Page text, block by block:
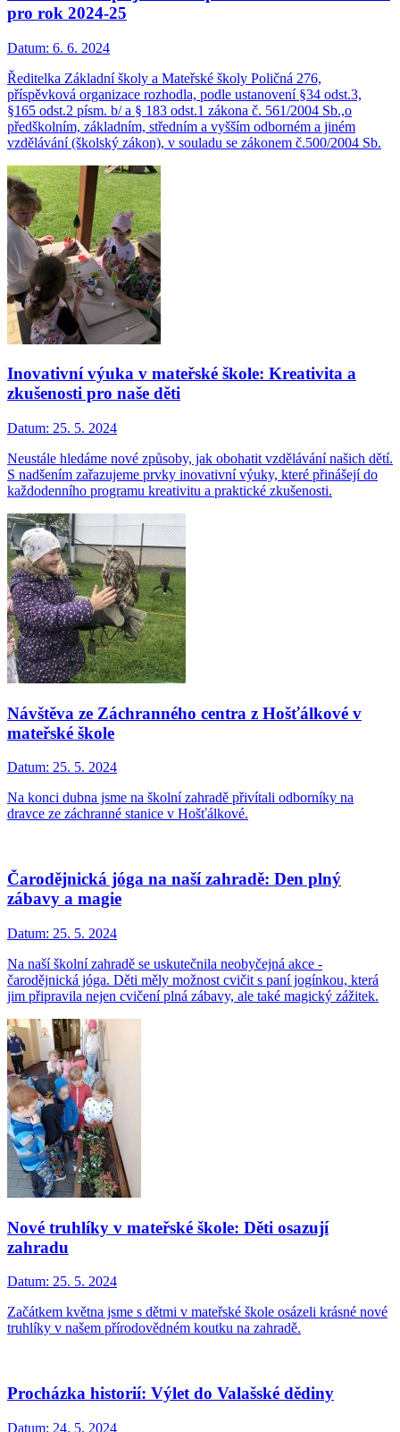
pro rok 2024-25
Datum: 6. 6. 2024
Ředitelka Základní školy a Mateřské školy Poličná 276,
příspěvková organizace rozhodla, podle ustanovení §34 odst.3,
§165 odst.2 písm. b/ a § 183 odst.1 zákona č. 561/2004 Sb.,o
předškolním, základním, středním a vyšším odborném a jiném
vzdělávání (školský zákon), v souladu se zákonem č.500/2004 Sb.
Inovativní výuka v mateřské škole: Kreativita a
zkušenosti pro naše děti
Datum: 25. 5. 2024
Neustále hledáme nové způsoby, jak obohatit vzdělávání našich dětí.
S nadšením zařazujeme prvky inovativní výuky, které přinášejí do
každodenního programu kreativitu a praktické zkušenosti.
Návštěva ze Záchranného centra z Hošťálkové v
mateřské škole
Datum: 25. 5. 2024
Na konci dubna jsme na školní zahradě přivítali odborníky na
dravce ze záchranné stanice v Hošťálkové.
Čarodějnická jóga na naší zahradě: Den plný
zábavy a magie
Datum: 25. 5. 2024
Na naší školní zahradě se uskutečnila neobyčejná akce -
čarodějnická jóga. Děti měly možnost cvičit s paní jogínkou, která
jim připravila nejen cvičení plná zábavy, ale také magický zážitek.
Nové truhlíky v mateřské škole: Děti osazují
zahradu
Datum: 25. 5. 2024
Začátkem května jsme s dětmi v mateřské škole osázeli krásné nové
truhlíky v našem přírodovědném koutku na zahradě.
Procházka historií: Výlet do Valašské dědiny
Datum: 24. 5. 2024